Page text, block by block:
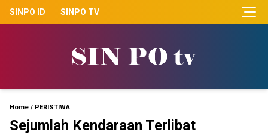
SINPO ID SINPO TV
Home / PERISTIWA
Sejumlah Kendaraan Terlibat